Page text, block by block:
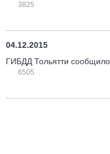
3825
04.12.2015
ГИБДД Тольятти
6505